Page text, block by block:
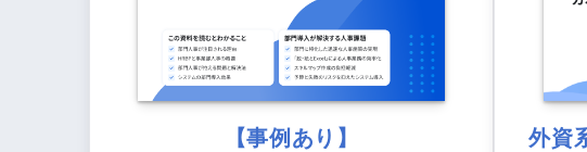
【事例あり】
外資